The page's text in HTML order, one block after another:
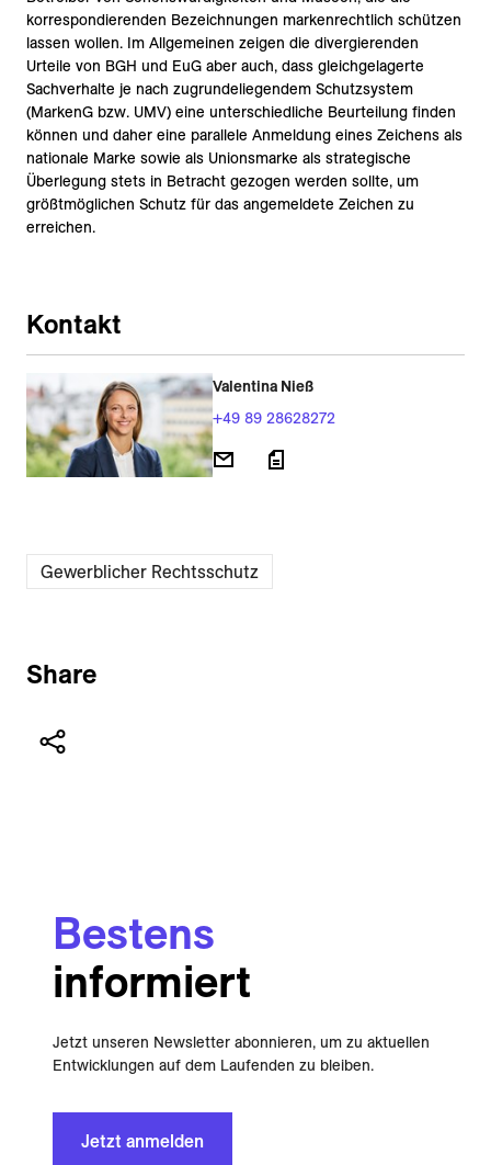
korrespondierenden Bezeichnungen markenrechtlich schützen
lassen wollen. Im Allgemeinen zeigen die divergierenden
Urteile von BGH und EuG aber auch, dass gleichgelagerte
Sachverhalte je nach zugrundeliegendem Schutzsystem
(MarkenG bzw. UMV) eine unterschiedliche Beurteilung finden
können und daher eine parallele Anmeldung eines Zeichens als
nationale Marke sowie als Unionsmarke als strategische
Überlegung stets in Betracht gezogen werden sollte, um
größtmöglichen Schutz für das angemeldete Zeichen zu
erreichen.
Kontakt
Valentina Nieß
+49 89 28628272
Gewerblicher Rechtsschutz
Share
Bestens
informiert
Jetzt unseren Newsletter abonnieren, um zu aktuellen
Entwicklungen auf dem Laufenden zu bleiben.
Jetzt anmelden